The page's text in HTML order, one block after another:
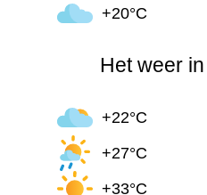
+20°C
Het weer
+22°C
+27°C
+33°C